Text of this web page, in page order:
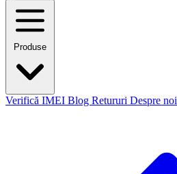
Produse
Verifică IMEI Blog Retururi Despre noi